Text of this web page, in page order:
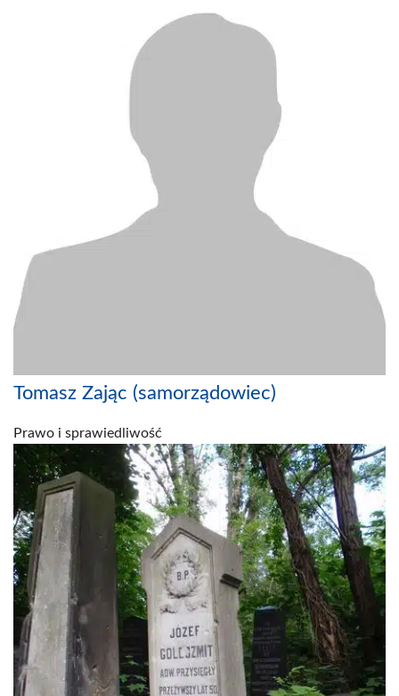
Tomasz Zając (samorządowiec)
Prawo i sprawiedliwość